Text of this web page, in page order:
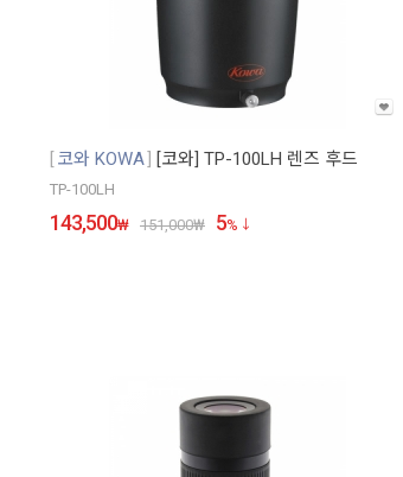
코와 KOWA [코와] TP-100LH 렌즈 후드
TP-100LH
143,500₩ 151,000₩ 5%